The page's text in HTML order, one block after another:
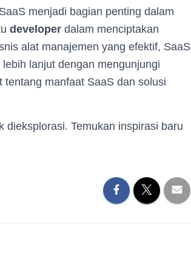
menjadi bagian penting dalam
developer dalam menciptakan
alat manajemen yang efektif, SaaS
lanjut dengan mengunjungi
manfaat SaaS dan solusi
dieksplorasi. Temukan inspirasi baru